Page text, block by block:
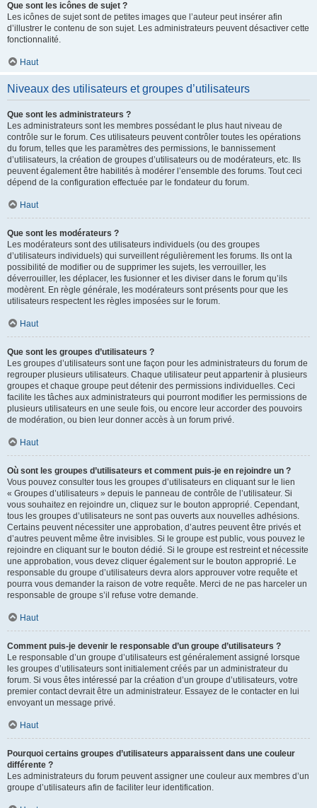
Que sont les icônes de sujet ?
Les icônes de sujet sont de petites images que l’auteur peut insérer afin
d’illustrer le contenu de son sujet. Les administrateurs peuvent désactiver cette
fonctionnalité.
Haut
Niveaux des utilisateurs et groupes d’utilisateurs
Que sont les administrateurs ?
Les administrateurs sont les membres possédant le plus haut niveau de
contrôle sur le forum. Ces utilisateurs peuvent contrôler toutes les opérations
du forum, telles que les paramètres des permissions, le bannissement
d’utilisateurs, la création de groupes d’utilisateurs ou de modérateurs, etc. Ils
peuvent également être habilités à modérer l’ensemble des forums. Tout ceci
dépend de la configuration effectuée par le fondateur du forum.
Haut
Que sont les modérateurs ?
Les modérateurs sont des utilisateurs individuels (ou des groupes
d’utilisateurs individuels) qui surveillent régulièrement les forums. Ils ont la
possibilité de modifier ou de supprimer les sujets, les verrouiller, les
déverrouiller, les déplacer, les fusionner et les diviser dans le forum qu’ils
modèrent. En règle générale, les modérateurs sont présents pour que les
utilisateurs respectent les règles imposées sur le forum.
Haut
Que sont les groupes d’utilisateurs ?
Les groupes d’utilisateurs sont une façon pour les administrateurs du forum de
regrouper plusieurs utilisateurs. Chaque utilisateur peut appartenir à plusieurs
groupes et chaque groupe peut détenir des permissions individuelles. Ceci
facilite les tâches aux administrateurs qui pourront modifier les permissions de
plusieurs utilisateurs en une seule fois, ou encore leur accorder des pouvoirs
de modération, ou bien leur donner accès à un forum privé.
Haut
Où sont les groupes d’utilisateurs et comment puis-je en rejoindre un ?
Vous pouvez consulter tous les groupes d’utilisateurs en cliquant sur le lien
« Groupes d’utilisateurs » depuis le panneau de contrôle de l’utilisateur. Si
vous souhaitez en rejoindre un, cliquez sur le bouton approprié. Cependant,
tous les groupes d’utilisateurs ne sont pas ouverts aux nouvelles adhésions.
Certains peuvent nécessiter une approbation, d’autres peuvent être privés et
d’autres peuvent même être invisibles. Si le groupe est public, vous pouvez le
rejoindre en cliquant sur le bouton dédié. Si le groupe est restreint et nécessite
une approbation, vous devez cliquer également sur le bouton approprié. Le
responsable du groupe d’utilisateurs devra alors approuver votre requête et
pourra vous demander la raison de votre requête. Merci de ne pas harceler un
responsable de groupe s’il refuse votre demande.
Haut
Comment puis-je devenir le responsable d’un groupe d’utilisateurs ?
Le responsable d’un groupe d’utilisateurs est généralement assigné lorsque
les groupes d’utilisateurs sont initialement créés par un administrateur du
forum. Si vous êtes intéressé par la création d’un groupe d’utilisateurs, votre
premier contact devrait être un administrateur. Essayez de le contacter en lui
envoyant un message privé.
Haut
Pourquoi certains groupes d’utilisateurs apparaissent dans une couleur
différente ?
Les administrateurs du forum peuvent assigner une couleur aux membres d’un
groupe d’utilisateurs afin de faciliter leur identification.